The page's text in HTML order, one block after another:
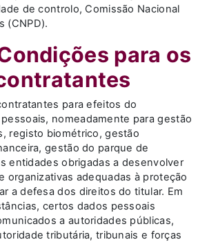
de controlo, Comissão Nacional
(CNPD).
para os
para efeitos do
nomeadamente para gestão
registo biométrico, gestão
gestão do parque de
entidades obrigadas a desenvolver
organizativas adequadas à proteção
a defesa dos direitos do titular. Em
certos dados pessoais
a autoridades públicas,
tributária, tribunais e forças